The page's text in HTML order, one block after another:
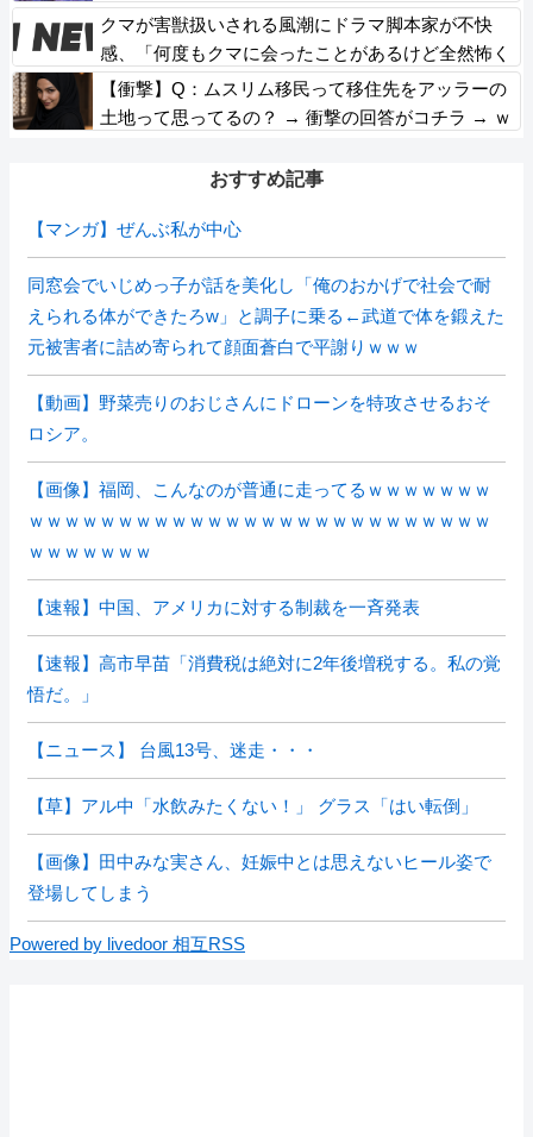
ら」
クマが害獣扱いされる風潮にドラマ脚本家が不快
感、「何度もクマに会ったことがあるけど全然怖く
なかった」と主張しており……
【衝撃】Q：ムスリム移民って移住先をアッラーの
土地って思ってるの？ → 衝撃の回答がコチラ → ｗ
おすすめ記事
【マンガ】ぜんぶ私が中心
同窓会でいじめっ子が話を美化し「俺のおかげで社会で耐
えられる体ができたろw」と調子に乗る←武道で体を鍛えた
元被害者に詰め寄られて顔面蒼白で平謝りｗｗｗ
【動画】野菜売りのおじさんにドローンを特攻させるおそ
ロシア。
【画像】福岡、こんなのが普通に走ってるｗｗｗｗｗｗｗ
ｗｗｗｗｗｗｗｗｗｗｗｗｗｗｗｗｗｗｗｗｗｗｗｗｗｗ
ｗｗｗｗｗｗｗ
【速報】中国、アメリカに対する制裁を一斉発表
【速報】高市早苗「消費税は絶対に2年後増税する。私の覚
悟だ。」
【ニュース】 台風13号、迷走・・・
【草】アル中「水飲みたくない！」 グラス「はい転倒」
【画像】田中みな実さん、妊娠中とは思えないヒール姿で
登場してしまう
Powered by livedoor 相互RSS